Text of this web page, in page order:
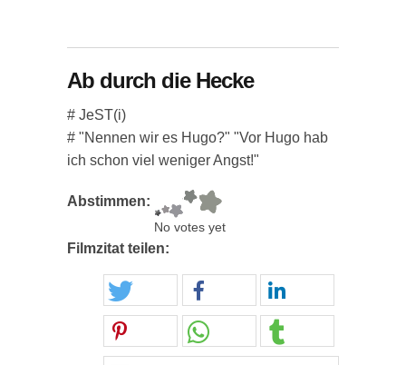
Ab durch die Hecke
# JeST(i)
# "Nennen wir es Hugo?" "Vor Hugo hab
ich schon viel weniger Angst!"
Abstimmen:
No votes yet
Filmzitat teilen: